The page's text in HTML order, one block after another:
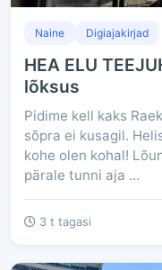
Naine Digiajakirjad
HEA ELU
lõksus
Pidime kell kaks
sõpra ei kusagil.
kohe olen kohal!
pärale tunni aja ...
3 t tagasi